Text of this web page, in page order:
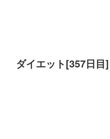
ダイエット[357日目]